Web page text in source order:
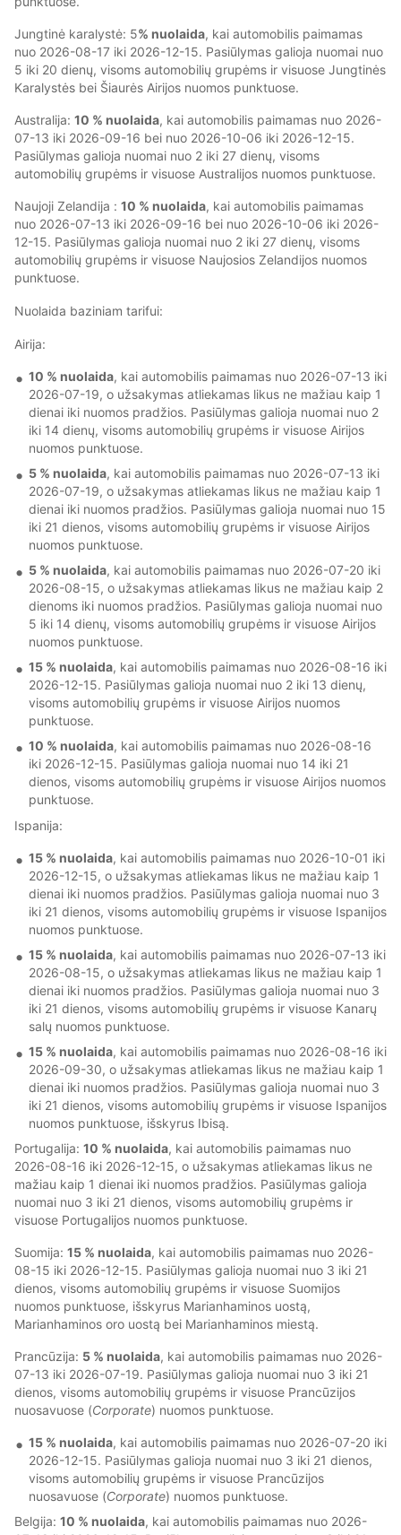
Jungtinė karalystė: 5% nuolaida, kai automobilis paimamas
nuo 2026-08-17 iki 2026-12-15. Pasiūlymas galioja nuomai nuo
5 iki 20 dienų, visoms automobilių grupėms ir visuose Jungtinės
Karalystės bei Šiaurės Airijos nuomos punktuose.
Australija: 10 % nuolaida, kai automobilis paimamas nuo 2026-
07-13 iki 2026-09-16 bei nuo 2026-10-06 iki 2026-12-15.
Pasiūlymas galioja nuomai nuo 2 iki 27 dienų, visoms
automobilių grupėms ir visuose Australijos nuomos punktuose.
Naujoji Zelandija : 10 % nuolaida, kai automobilis paimamas
nuo 2026-07-13 iki 2026-09-16 bei nuo 2026-10-06 iki 2026-
12-15. Pasiūlymas galioja nuomai nuo 2 iki 27 dienų, visoms
automobilių grupėms ir visuose Naujosios Zelandijos nuomos
punktuose.
Nuolaida baziniam tarifui:
Airija:
10 % nuolaida, kai automobilis paimamas nuo 2026-07-13 iki
2026-07-19, o užsakymas atliekamas likus ne mažiau kaip 1
dienai iki nuomos pradžios. Pasiūlymas galioja nuomai nuo 2
iki 14 dienų, visoms automobilių grupėms ir visuose Airijos
nuomos punktuose.
5 % nuolaida, kai automobilis paimamas nuo 2026-07-13 iki
2026-07-19, o užsakymas atliekamas likus ne mažiau kaip 1
dienai iki nuomos pradžios. Pasiūlymas galioja nuomai nuo 15
iki 21 dienos, visoms automobilių grupėms ir visuose Airijos
nuomos punktuose.
5 % nuolaida, kai automobilis paimamas nuo 2026-07-20 iki
2026-08-15, o užsakymas atliekamas likus ne mažiau kaip 2
dienoms iki nuomos pradžios. Pasiūlymas galioja nuomai nuo
5 iki 14 dienų, visoms automobilių grupėms ir visuose Airijos
nuomos punktuose.
15 % nuolaida, kai automobilis paimamas nuo 2026-08-16 iki
2026-12-15. Pasiūlymas galioja nuomai nuo 2 iki 13 dienų,
visoms automobilių grupėms ir visuose Airijos nuomos
punktuose.
10 % nuolaida, kai automobilis paimamas nuo 2026-08-16
iki 2026-12-15. Pasiūlymas galioja nuomai nuo 14 iki 21
dienos, visoms automobilių grupėms ir visuose Airijos nuomos
punktuose.
Ispanija:
15 % nuolaida, kai automobilis paimamas nuo 2026-10-01 iki
2026-12-15, o užsakymas atliekamas likus ne mažiau kaip 1
dienai iki nuomos pradžios. Pasiūlymas galioja nuomai nuo 3
iki 21 dienos, visoms automobilių grupėms ir visuose Ispanijos
nuomos punktuose.
15 % nuolaida, kai automobilis paimamas nuo 2026-07-13 iki
2026-08-15, o užsakymas atliekamas likus ne mažiau kaip 1
dienai iki nuomos pradžios. Pasiūlymas galioja nuomai nuo 3
iki 21 dienos, visoms automobilių grupėms ir visuose Kanarų
salų nuomos punktuose.
15 % nuolaida, kai automobilis paimamas nuo 2026-08-16 iki
2026-09-30, o užsakymas atliekamas likus ne mažiau kaip 1
dienai iki nuomos pradžios. Pasiūlymas galioja nuomai nuo 3
iki 21 dienos, visoms automobilių grupėms ir visuose Ispanijos
nuomos punktuose, išskyrus Ibisą.
Portugalija: 10 % nuolaida, kai automobilis paimamas nuo
2026-08-16 iki 2026-12-15, o užsakymas atliekamas likus ne
mažiau kaip 1 dienai iki nuomos pradžios. Pasiūlymas galioja
nuomai nuo 3 iki 21 dienos, visoms automobilių grupėms ir
visuose Portugalijos nuomos punktuose.
Suomija: 15 % nuolaida, kai automobilis paimamas nuo 2026-
08-15 iki 2026-12-15. Pasiūlymas galioja nuomai nuo 3 iki 21
dienos, visoms automobilių grupėms ir visuose Suomijos
nuomos punktuose, išskyrus Marianhaminos uostą,
Marianhaminos oro uostą bei Marianhaminos miestą.
Prancūzija: 5 % nuolaida, kai automobilis paimamas nuo 2026-
07-13 iki 2026-07-19. Pasiūlymas galioja nuomai nuo 3 iki 21
dienos, visoms automobilių grupėms ir visuose Prancūzijos
nuosavuose (Corporate) nuomos punktuose.
15 % nuolaida, kai automobilis paimamas nuo 2026-07-20 iki
2026-12-15. Pasiūlymas galioja nuomai nuo 3 iki 21 dienos,
visoms automobilių grupėms ir visuose Prancūzijos
nuosavuose (Corporate) nuomos punktuose.
Belgija: 10 % nuolaida, kai automobilis paimamas nuo 2026-